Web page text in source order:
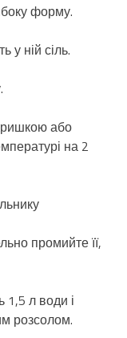
форму.
у ній сіль.
або
на 2
промийте її,
1,5 л води і
розсолом.